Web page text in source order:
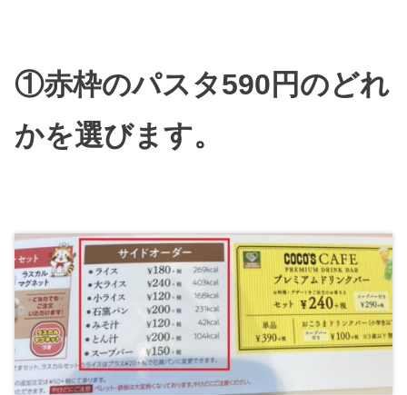
①赤枠のパスタ590円のどれ
かを選びます。